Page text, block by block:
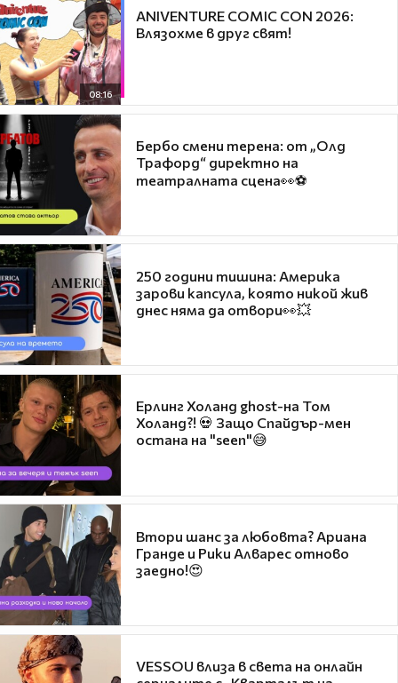
08:16
ANIVENTURE COMIC CON 2026:
Влязохме в друг свят!
Бербо смени терена: от „Олд
Трафорд“ директно на
театралната сцена👀⚽
250 години тишина: Америка
зарови капсула, която никой жив
днес няма да отвори👀💥
Ерлинг Холанд ghost-на Том
Холанд?! 💀 Защо Спайдър-мен
остана на "seen"😅
Втори шанс за любовта? Ариана
Гранде и Рики Алварес отново
заедно!😍
VESSOU влиза в света на онлайн